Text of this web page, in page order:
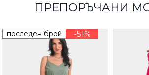
ПРЕПОРЪЧАНИ
последен брой -51%